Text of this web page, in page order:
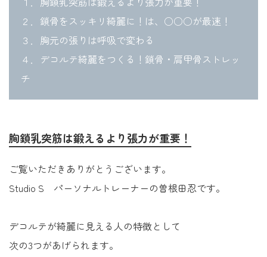
２．鎖骨をスッキリ綺麗に！は、○○○が最速！
３．胸元の張りは呼吸で変わる
４．デコルテ綺麗をつくる！鎖骨・肩甲骨ストレッ
チ
胸鎖乳突筋は鍛えるより張力が重要！
ご覧いただきありがとうございます。
Studio S パーソナルトレーナーの曽根田忍です。
デコルテが綺麗に見える人の特徴として
次の3つがあげられます。